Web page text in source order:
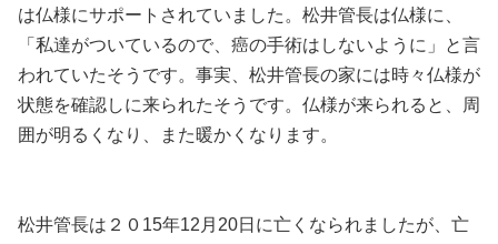
は仏様にサポートされていました。松井管長は仏様に、
「私達がついているので、癌の手術はしないように」と言
われていたそうです。事実、松井管長の家には時々仏様が
状態を確認しに来られたそうです。仏様が来られると、周
囲が明るくなり、また暖かくなります。
松井管長は２０15年12月20日に亡くなられましたが、亡